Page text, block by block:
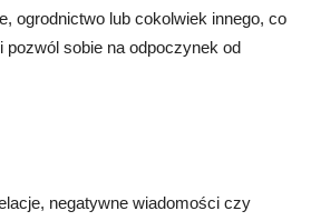
ogrodnictwo lub cokolwiek innego, co
sobie na odpoczynek od
negatywne wiadomości czy